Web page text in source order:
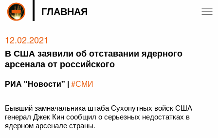
ГЛАВНАЯ
12.02.2021
В США заявили об отставании ядерного
арсенала от российского
РИА "Новости" | #СМИ
Бывший замначальника штаба Сухопутных войск США
генерал Джек Кин сообщил о серьезных недостатках в
ядерном арсенале страны.